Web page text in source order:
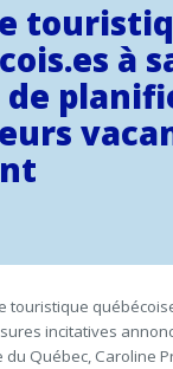
à
de
touristique
incitatives
du Québec, Caroline